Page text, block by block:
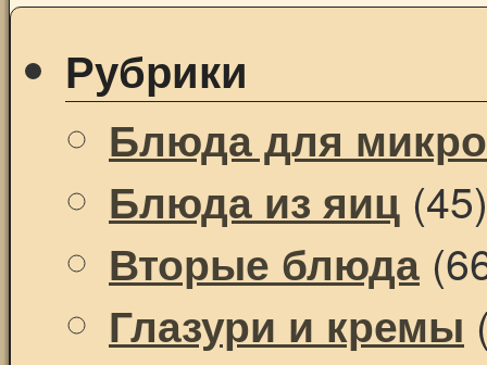
Рубрики
Блюда для
Блюда из яиц (45)
Вторые блюда
Глазури и кремы